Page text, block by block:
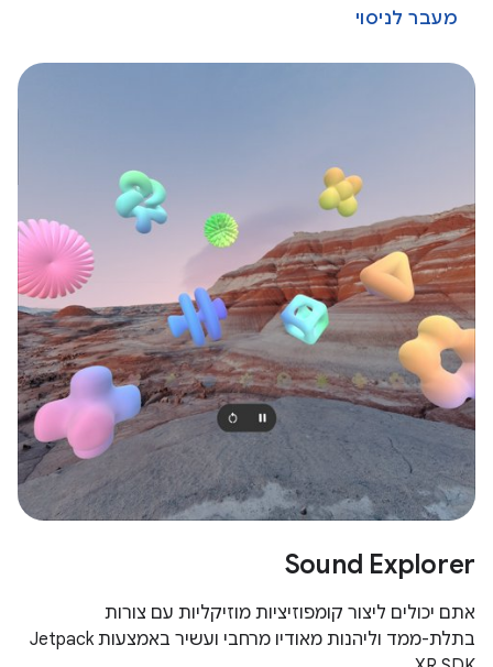
מעבר לניסוי
Sound Explorer
אתם יכולים ליצור קומפוזיציות מוזיקליות עם צורות
בתלת-ממד וליהנות מאודיו מרחבי ועשיר באמצעות Jetpack